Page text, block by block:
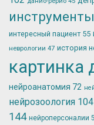
интересный пациент 55
неврологии 47 история
картинка
нейроанатомия 72
нейрозоология 104
144 нейроперсоналии